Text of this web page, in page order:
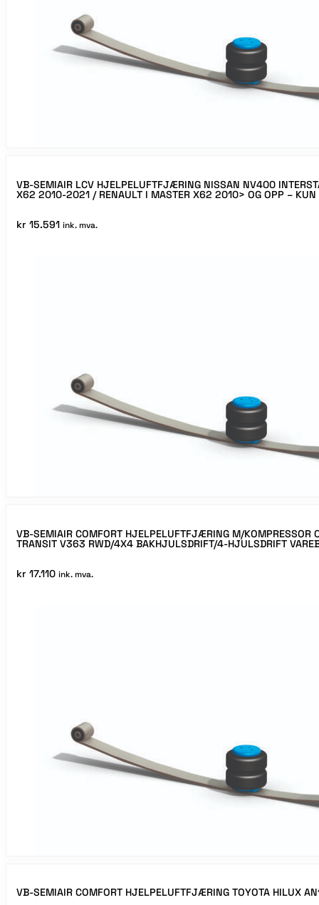
VB-SEMIAIR LCV HJELPELUFTFJÆRING NISSAN NV400
X62 2010-2021 / RENAULT I MASTER X62 2010> OG OPP – KUN
kr 15.591 ink. mva.
VB-SEMIAIR COMFORT HJELPELUFTFJÆRING M/KOMPRESSOR
TRANSIT V363 RWD/4X4 BAKHJULSDRIFT/4-HJULSDRIFT
kr 17.110 ink. mva.
VB-SEMIAIR COMFORT HJELPELUFTFJÆRING TOYOTA HILUX